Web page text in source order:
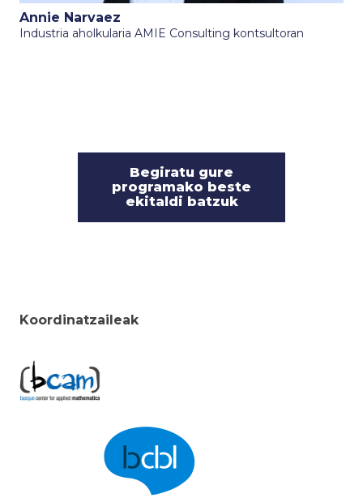
Annie Narvaez
Industria aholkularia AMIE Consulting kontsultoran
Begiratu gure
programako beste
ekitaldi batzuk
Koordinatzaileak